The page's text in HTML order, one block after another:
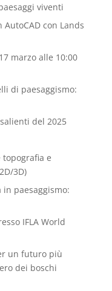
viventi
con Lands
marzo alle 10:00
di paesaggismo:
del 2025
topografia e
3D)
paesaggismo:
IFLA World
un futuro più
dei boschi